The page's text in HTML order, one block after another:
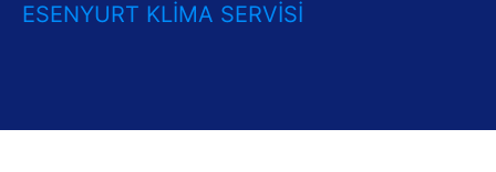
ESENYURT KLIMA SERVISI